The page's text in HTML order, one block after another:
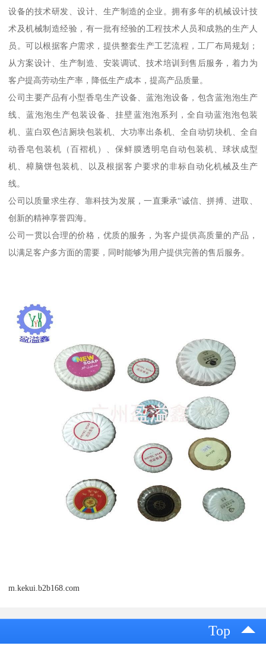
设备的技术研发、设计、生产制造的企业。拥有多年的机械设计技
术及机械制造经验，有一批有经验的工程技术人员和成熟的生产人
员。可以根据客户需求，提供整套生产工艺流程，工厂布局规划；
从方案设计、生产制造、安装调试、技术培训到售后服务，着力为
客户提高劳动生产率，降低生产成本，提高产品质量。
公司主要产品有小型香皂生产设备、蓝泡泡设备，包含蓝泡泡生产
线、蓝泡泡生产包装设备、挂壁蓝泡泡系列，全自动蓝泡泡包装
机、蓝白双色洁厕块包装机、大功率出条机、全自动切块机、全自
动香皂包装机（百褶机）、保鲜膜透明皂自动包装机、球状成型
机、樟脑饼包装机、以及根据客户要求的非标自动化机械及生产
线。
公司以质量求生存、靠科技为发展，一直秉承“诚信、拼搏、进取、
创新的精神享誉四海。
公司一贯以合理的价格，优质的服务，为客户提供高质量的产品，
以满足客户多方面的需要，同时能够为用户提供完善的售后服务。
m.kekui.b2b168.com
Top